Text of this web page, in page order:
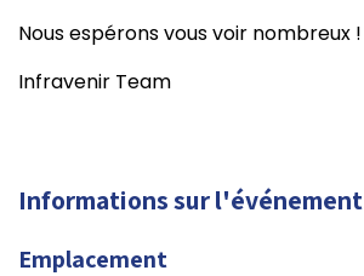
Nous espérons vous voir nombreux !
Infravenir Team
Informations sur l'événement
Emplacement